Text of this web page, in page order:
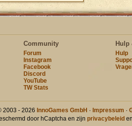
Community
Forum
Instagram
Facebook
Discord
YouTube
TW Stats
Hulp
Hulp
2003 - 2026 InnoGames GmbH · Impressum ·
door hCaptcha en zijn privacybeleid